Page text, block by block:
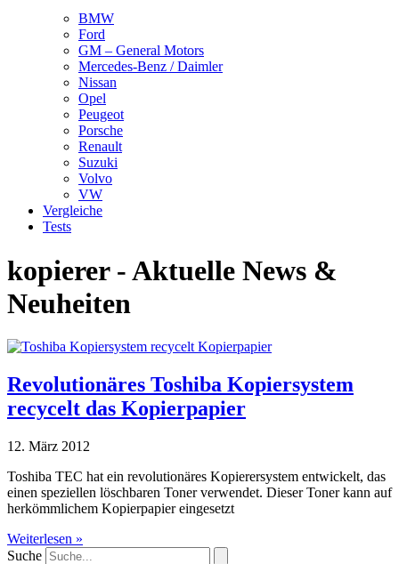
BMW
Ford
GM – General Motors
Mercedes-Benz / Daimler
Nissan
Opel
Peugeot
Porsche
Renault
Suzuki
Volvo
VW
Vergleiche
Tests
kopierer - Aktuelle News &
Neuheiten
Revolutionäres Toshiba Kopiersystem
recycelt das Kopierpapier
12. März 2012
Toshiba TEC hat ein revolutionäres Kopierersystem entwickelt, das
einen speziellen löschbaren Toner verwendet. Dieser Toner kann auf
herkömmlichem Kopierpapier eingesetzt
Weiterlesen »
Suche